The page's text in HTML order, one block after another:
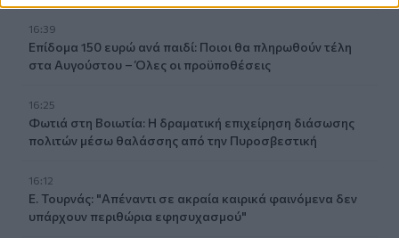
16:39
Επίδομα 150 ευρώ ανά παιδί: Ποιοι θα πληρωθούν τέλη
στα Αυγούστου – Όλες οι προϋποθέσεις
16:25
Φωτιά στη Βοιωτία: Η δραματική επιχείρηση διάσωσης
πολιτών μέσω θαλάσσης από την Πυροσβεστική
16:12
Ε. Τουρνάς: "Απέναντι σε ακραία καιρικά φαινόμενα δεν
υπάρχουν περιθώρια εφησυχασμού"